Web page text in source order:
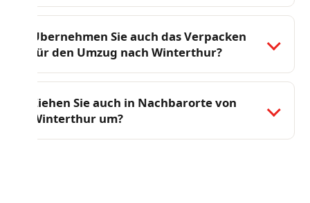
Übernehmen Sie auch das Verpacken
für den Umzug nach Winterthur?
Ziehen Sie auch in Nachbarorte von
Winterthur um?